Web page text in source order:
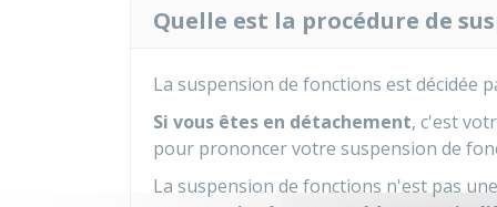
Quelle est la procédure de
La suspension de fonctions est décidée
Si vous êtes en détachement, c'est
pour prononcer votre suspension de
La suspension de fonctions n'est pas